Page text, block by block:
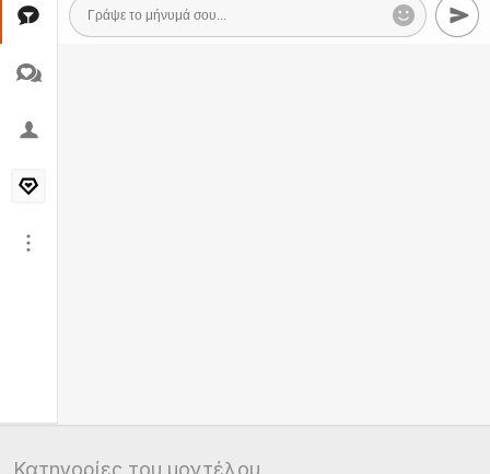
Κατηγορίες του μοντέλου